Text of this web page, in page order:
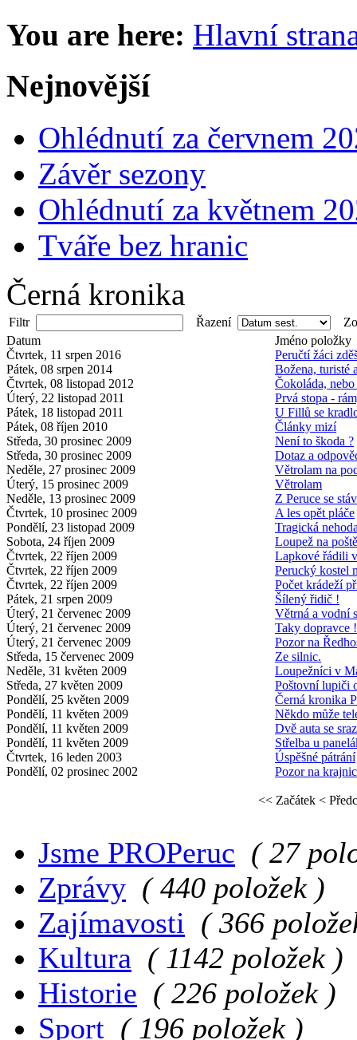
You are here: Hlavní
Nejnovější
Ohlédnutí za červnem
Závěr sezony
Ohlédnutí za květnem
Tváře bez hranic
Černá kronika
Filtr Řazení
Datum
Jméno položky
Čtvrtek, 11 srpen 2016
Peručtí žáci
Pátek, 08 srpen 2014
Božena, turisté
Čtvrtek, 08 listopad 2012
Čokoláda,
Úterý, 22 listopad 2011
Prvá stopa -
Pátek, 18 listopad 2011
U Fillů se
Pátek, 08 říjen 2010
Články mizí
Středa, 30 prosinec 2009
Není to škoda ?
Středa, 30 prosinec 2009
Dotaz a
Neděle, 27 prosinec 2009
Větrolam na
Úterý, 15 prosinec 2009
Větrolam
Neděle, 13 prosinec 2009
Z Peruce se
Čtvrtek, 10 prosinec 2009
A les opět pláče
Pondělí, 23 listopad 2009
Tragická
Sobota, 24 říjen 2009
Loupež na poště
Čtvrtek, 22 říjen 2009
Lapkové řádili
Čtvrtek, 22 říjen 2009
Perucký kostel
Čtvrtek, 22 říjen 2009
Počet krádeží
Pátek, 21 srpen 2009
Šílený řidič !
Úterý, 21 červenec 2009
Větrná a vodní
Úterý, 21 červenec 2009
Taky dopravce !
Úterý, 21 červenec 2009
Pozor na
Středa, 15 červenec 2009
Ze silnic.
Neděle, 31 květen 2009
Loupežníci v
Středa, 27 květen 2009
Poštovní lupiči
Pondělí, 25 květen 2009
Černá kronika
Pondělí, 11 květen 2009
Někdo může
Pondělí, 11 květen 2009
Dvě auta se
Pondělí, 11 květen 2009
Střelba u
Čtvrtek, 16 leden 2003
Úspěšné pátrání
Pondělí, 02 prosinec 2002
Pozor na
<< Začátek <
Jsme PROPeruc ( 27
Zprávy ( 440 položek )
Zajímavosti ( 366
Kultura ( 1142 položek )
Historie ( 226 položek )
Sport ( 196 položek )